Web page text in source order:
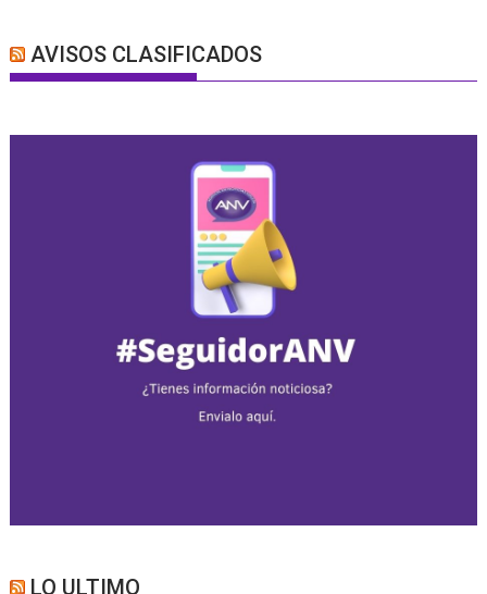
AVISOS CLASIFICADOS
LO ULTIMO